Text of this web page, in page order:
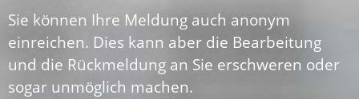
Sie können Ihre Meldung auch anonym
einreichen. Dies kann aber die Bearbeitung
und die Rückmeldung an Sie erschweren oder
sogar unmöglich machen.